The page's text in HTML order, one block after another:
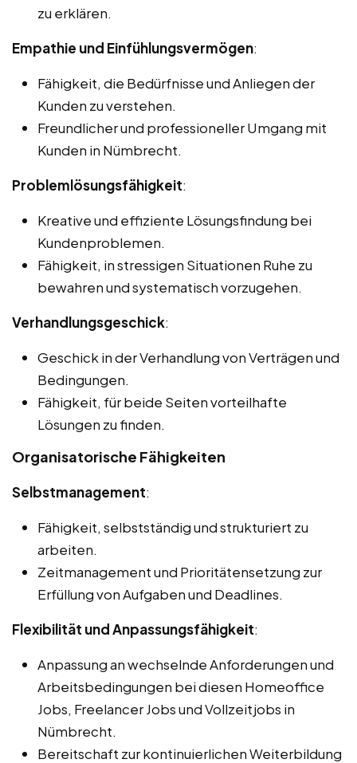
zu erklären.
Empathie und Einfühlungsvermögen:
Fähigkeit, die Bedürfnisse und Anliegen der
Kunden zu verstehen.
Freundlicher und professioneller Umgang mit
Kunden in Nümbrecht.
Problemlösungsfähigkeit:
Kreative und effiziente Lösungsfindung bei
Kundenproblemen.
Fähigkeit, in stressigen Situationen Ruhe zu
bewahren und systematisch vorzugehen.
Verhandlungsgeschick:
Geschick in der Verhandlung von Verträgen und
Bedingungen.
Fähigkeit, für beide Seiten vorteilhafte
Lösungen zu finden.
Organisatorische Fähigkeiten
Selbstmanagement:
Fähigkeit, selbstständig und strukturiert zu
arbeiten.
Zeitmanagement und Prioritätensetzung zur
Erfüllung von Aufgaben und Deadlines.
Flexibilität und Anpassungsfähigkeit:
Anpassung an wechselnde Anforderungen und
Arbeitsbedingungen bei diesen Homeoffice
Jobs, Freelancer Jobs und Vollzeitjobs in
Nümbrecht.
Bereitschaft zur kontinuierlichen Weiterbildung